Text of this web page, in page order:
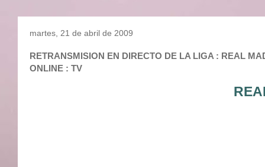
martes, 21 de abril de 2009
RETRANSMISION EN DIRECTO DE LA LIGA : REAL
ONLINE : TV